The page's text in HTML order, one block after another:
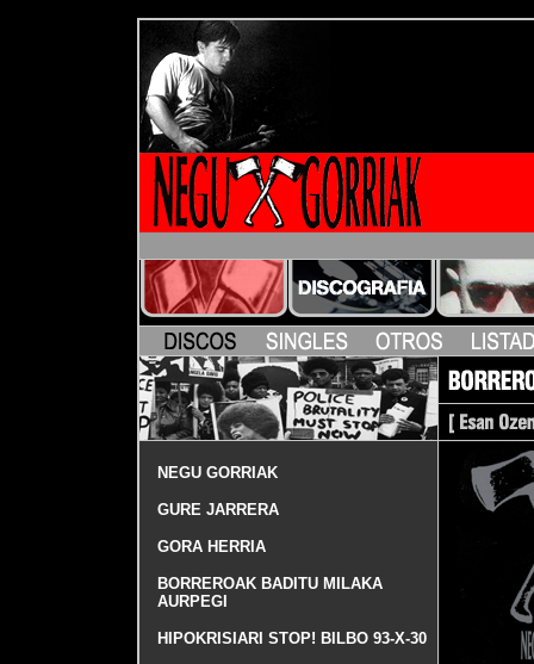
NEGU GORRIAK
GURE JARRERA
GORA HERRIA
BORREROAK BADITU MILAKA
AURPEGI
HIPOKRISIARI STOP! BILBO 93-X-30